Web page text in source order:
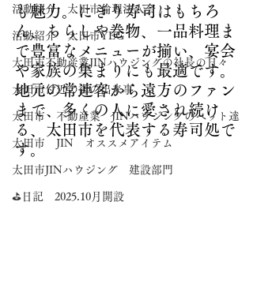
活動紹介 太田市倫理法人会
活動紹介 太田市YEG
太田市不動産業JINハウジングの社長の日々
太田市付近の街の出来事
太田市 不動産業 JINハウジングのペット達
太田市 JIN オススメアイテム
太田市JINハウジング 建設部門
⛳日記 2025.10月開設
も魅力。にぎり寿司はもちろ
ん、ちらしや巻物、一品料理ま
で豊富なメニューが揃い、宴会
や家族の集まりにも最適です。
地元の常連客から遠方のファン
まで、多くの人に愛され続け
る、太田市を代表する寿司処で
す。